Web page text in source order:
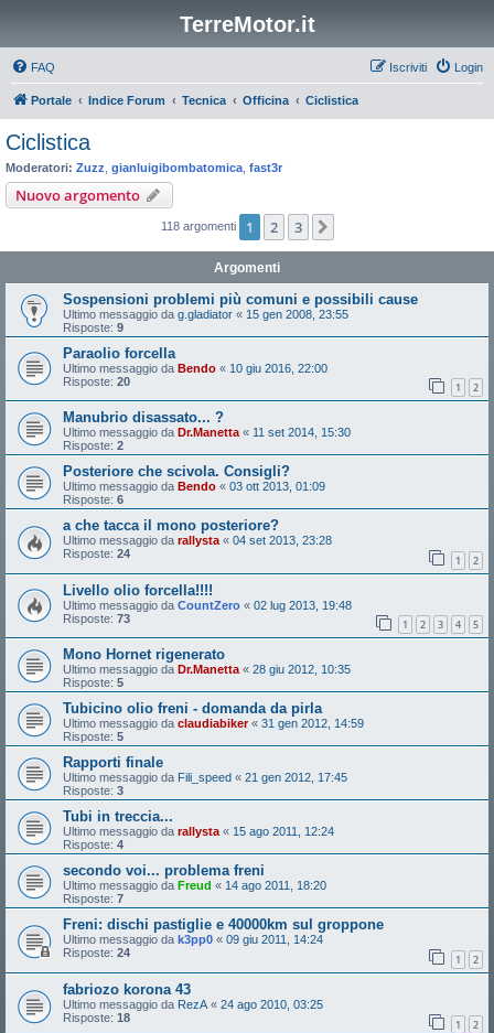
TerreMotor.it
FAQ Login
Iscriviti
Portale Indice Forum Tecnica Officina Ciclistica
Ciclistica
Moderatori: Zuzz gianluigibombatomica fast3r
Nuovo argomento
118 argomenti 1 2 3
Argomenti
Sospensioni problemi più comuni e possibili cause
Ultimo messaggio da g.gladiator « 15 gen 2008, 23:55
Risposte: 9
Paraolio forcella
Ultimo messaggio da Bendo « 10 giu 2016, 22:00
Risposte: 20 1 2
Manubrio disassato... ?
Ultimo messaggio da Dr.Manetta « 11 set 2014, 15:30
Risposte: 2
Posteriore che scivola. Consigli?
Ultimo messaggio da Bendo « 03 ott 2013, 01:09
Risposte: 6
a che tacca il mono posteriore?
Ultimo messaggio da rallysta « 04 set 2013, 23:28
Risposte: 24 1 2
Livello olio forcella!!!!
Ultimo messaggio da CountZero « 02 lug 2013, 19:48
Risposte: 73 1 2 3 4 5
Mono Hornet rigenerato
Ultimo messaggio da Dr.Manetta« 28 giu 2012, 10:35
Risposte: 5
Tubicino olio freni - domanda da pirla
Ultimo messaggio da claudiabiker« 31 gen 2012, 14:59
Risposte: 5
Rapporti finale
Ultimo messaggio da Fili_speed « 21 gen 2012, 17:45
Risposte: 3
Tubi in treccia...
Ultimo messaggio da rallysta« 15 ago 2011, 12:24
Risposte: 4
secondo voi... problema freni
Ultimo messaggio da Freud « 14 ago 2011, 18:20
Risposte: 7
Freni: dischi pastiglie e 40000km sul groppone
Ultimo messaggio da k3pp0 « 09 giu 2011, 14:24
Risposte: 24 1 2
fabriozo korona 43
Ultimo messaggio da RezA « 24 ago 2010, 03:25
Risposte: 18 1 2